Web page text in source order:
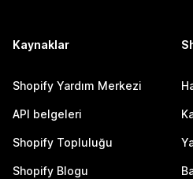
Kaynaklar
Shopify Yardım Merkezi
API belgeleri
Shopify Topluluğu
Shopify Blogu